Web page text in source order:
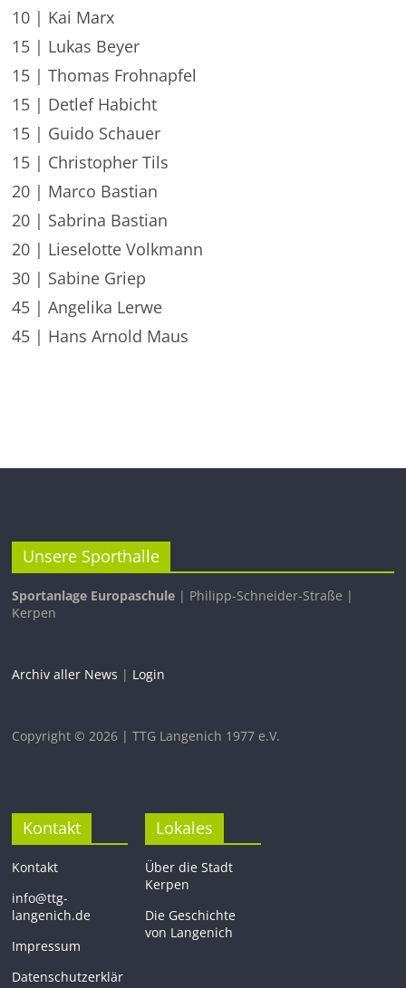
10 | Kai Marx
15 | Lukas Beyer
15 | Thomas Frohnapfel
15 | Detlef Habicht
15 | Guido Schauer
15 | Christopher Tils
20 | Marco Bastian
20 | Sabrina Bastian
20 | Lieselotte Volkmann
30 | Sabine Griep
45 | Angelika Lerwe
45 | Hans Arnold Maus
Unsere Sporthalle
Sportanlage Europaschule | Philipp-Schneider-Straße |
Kerpen
Archiv aller News | Login
Copyright © 2026 | TTG Langenich 1977 e.V.
Kontakt
Kontakt
info@ttg-
langenich.de
Impressum
Datenschutzerklär
Lokales
Über die Stadt
Kerpen
Die Geschichte
von Langenich